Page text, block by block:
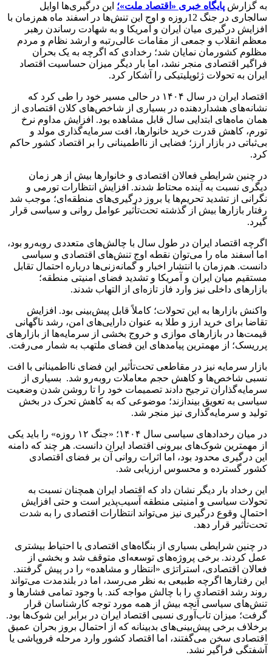
به گزارش پایگاه خبری «اقتصاد ملت»؛ این درگیری‌ها اوایل
سالجاری در جنگ 12روزه و اوج این تنش‌ها در اسفند ماه هم‌زمان با
افزایش درگیری میان ایران و آمریکا و به شهادت رساندن رهبر
معظم انقلاب و جمعی از مقامات عالی‌رتبه و ارشد نظام و مردم
مظلوم کشورمان نمایان شد؛ رخدادی که اگرچه به یک بحران
فراگیر اقتصادی منجر نشد، اما بار دیگر میزان حساسیت اقتصاد
ایران به تحولات ژئوپلیتیکی را آشکار کرد.
اقتصاد ایران در سال ۱۴۰۴ در حالی مسیر خود را طی کرد که
نشانه‌های هشداردهنده در بسیاری از شاخص‌های کلان اقتصادی از
همان ماه‌های ابتدایی سال قابل مشاهده بود. افزایش مداوم نرخ
تورم، کاهش قدرت خرید خانوارها، افت سرمایه‌گذاری مولد و
بی‌ثباتی در بازار ارز؛ فضایی از نااطمینانی را بر اقتصاد کشور حاکم
کرد.
در چنین شرایطی فعالان اقتصادی و خانوارها بیش از هر زمان
دیگری نسبت به آینده محتاط شدند. افزایش انتظارات تورمی و
نگرانی از تشدید تحریم‌ها یا بروز درگیری‌های منطقه‌ای؛ موجب شد
رفتار بازارها بیش از گذشته تحت‌تأثیر عوامل روانی و سیاسی قرار
گیرد.
اگرچه اقتصاد ایران در طول سال با چالش‌های متعددی روبه‌رو بود،
اما اسفند ماه را می‌توان نقطه اوج تنش‌های اقتصادی و سیاسی
دانست. هم‌زمان با انتشار اخبار و گمانه‌زنی‌ها درباره احتمال تقابل
مستقیم میان ایران و آمریکا و تشدید فضای امنیتی منطقه؛
بازارهای داخلی نیز وارد فاز تازه‌ای از التهاب شدند.
واکنش بازارها به این تحولات؛ کاملاً قابل پیش‌بینی بود. افزایش
تقاضا برای خرید ارز و طلا به ‌عنوان دارایی‌های امن، رشد ناگهانی
قیمت‌ها در بازارهای موازی و خروج بخشی از سرمایه‌ها از بازارهای
پرریسک؛ از مهمترین پیامدهای این فضای ملتهب به شمار می‌رفت.
بازار سرمایه نیز در مقاطعی تحت‌تأثیر این فضای نااطمینانی با افت
نسبی شاخص‌ها و کاهش حجم معاملات روبه‌رو شد. بسیاری از
سرمایه‌گذاران ترجیح دادند تصمیمات خود را تا روشن شدن وضعیت
سیاسی به تعویق بیندازند؛ موضوعی که به کاهش تحرک در بخش
تولید و سرمایه‌گذاری نیز منجر شد.
در میان رخدادهای سیاسی سال ۱۴۰۴؛ «جنگ ۱۲ روزه» را باید یکی
از مهمترین شوک‌های بیرونی اقتصاد ایران دانست. هر چند که دامنه
این درگیری محدود بود، اما اثرات روانی آن بر فضای اقتصادی
کشور گسترده و محسوس ارزیابی شد.
این رخداد بار دیگر نشان داد که اقتصاد ایران همچنان نسبت به
تحولات سیاسی و امنیتی منطقه آسیب‌پذیر است و حتی افزایش
احتمال وقوع درگیری نیز می‌تواند انتظارات اقتصادی را به ‌شدت
تحت‌تأثیر قرار دهد.
در چنین شرایطی بسیاری از بنگاه‌های اقتصادی با احتیاط بیشتری
عمل کردند. برخی پروژه‌های توسعه‌ای متوقف شد و بخشی از
فعالان اقتصادی، استراتژی «انتظار و مشاهده» را در پیش گرفتند.
این رفتارها اگرچه طبیعی به نظر می‌رسد، اما در بلندمدت می‌تواند
روند رشد اقتصادی را با چالش مواجه کند. با وجود تمامی فشارها و
تنش‌های سیاسی آنچه بیش از همه مورد توجه کارشناسان قرار
گرفت؛ میزان تاب‌آوری نسبی اقتصاد ایران در برابر این شوک‌ها بود.
برخلاف برخی پیش‌بینی‌های بدبینانه که از احتمال بروز بحران عمیق
اقتصادی سخن می‌گفتند، اما اقتصاد کشور وارد مرحله فروپاشی یا
آشفتگی فراگیر نشد.